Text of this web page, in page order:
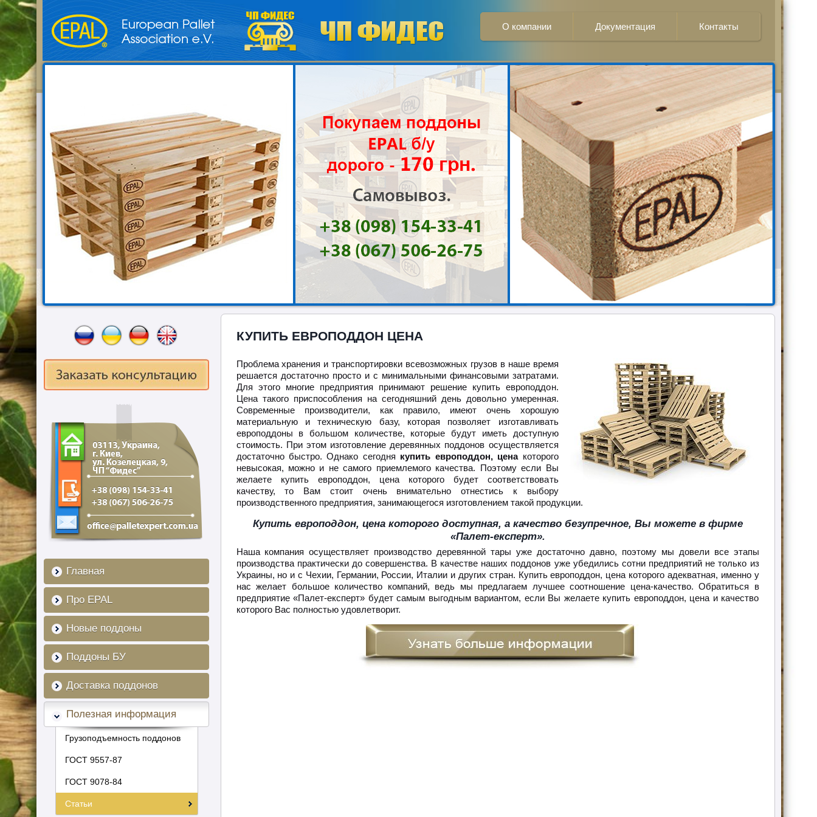
О компании Документация Контакты
Главная
Про EPAL
Новые поддоны
Поддоны БУ
Доставка поддонов
Полезная информация
Грузоподъемность поддонов
ГОСТ 9557-87
ГОСТ 9078-84
Статьи
КУПИТЬ ЕВРОПОДДОН ЦЕНА
Проблема хранения и транспортировки всевозможных грузов в наше время
решается достаточно просто и с минимальными финансовыми затратами.
Для этого многие предприятия принимают решение купить европоддон.
Цена такого приспособления на сегодняшний день довольно умеренная.
Современные производители, как правило, имеют очень хорошую
материальную и техническую базу, которая позволяет изготавливать
европоддоны в большом количестве, которые будут иметь доступную
стоимость. При этом изготовление деревянных поддонов осуществляется
достаточно быстро. Однако сегодня купить европоддон, ценакоторого
невысокая, можно и не самого приемлемого качества. Поэтому если Вы
желаете купить европоддон, цена которого будет соответствовать
качеству, то Вам стоит очень внимательно отнестись к выбору
производственного предприятия, занимающегося изготовлением такой продукции.
Купить европоддон, цена которого доступная, а качество безупречное, Вы можете в фирме
«Палет-експерт».
Наша компания осуществляет производство деревянной тары уже достаточно давно, поэтому мы довели все этапы
производства практически до совершенства. В качестве наших поддонов уже убедились сотни предприятий не только из
Украины, но и с Чехии, Германии, России, Италии и других стран. Купить европоддон, цена которого адекватная, именно у
нас желает большое количество компаний, ведь мы предлагаем лучшее соотношение цена-качество. Обратиться в
предприятие «Палет-експерт» будет самым выгодным вариантом, если Вы желаете купить европоддон, цена и качество
которого Вас полностью удовлетворит.